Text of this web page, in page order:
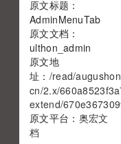
原文标题：
AdminMenuTab
原文文档：
ulthon_admin
原文地
址： /read/
cn/2.x/
extend/
原文平台： 奥宏文
档